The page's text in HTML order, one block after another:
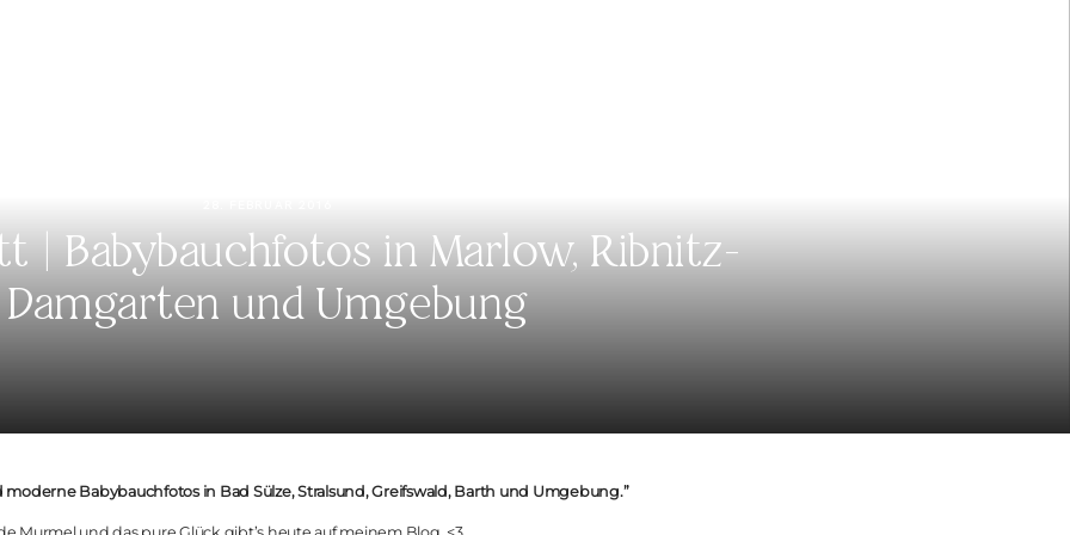
| Babybauchfotos in Marlow, Ribnitz-
Damgarten und Umgebung
Babybauchfotos in Bad Sülze, Stralsund, Greifswald, Barth und Umgebung.”